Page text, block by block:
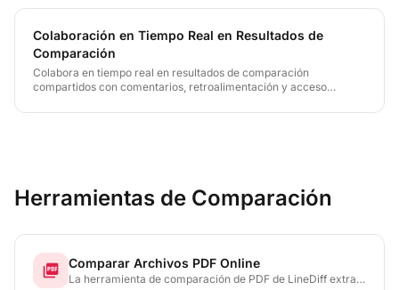
Colaboración en Tiempo Real en Resultados de
Comparación
Colabora en tiempo real en resultados de comparación
compartidos con comentarios, retroalimentación y acceso
Herramientas de Comparación
picture_as_pdf Comparar Archivos PDF Online
La herramienta de comparación de PDF de LineDiff extrae